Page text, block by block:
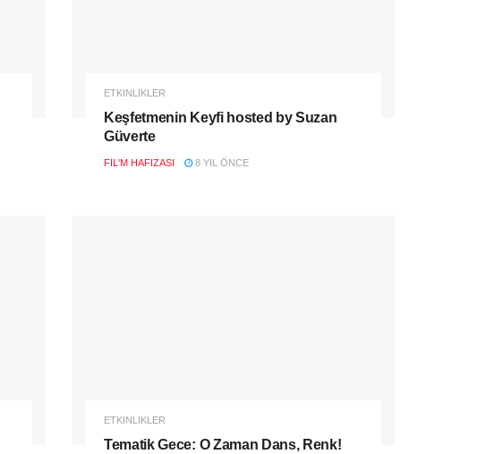
ETKINLIKLER
Keşfetmenin Keyfi hosted by Suzan
Güverte
FIL'M HAFIZASI 8 YIL ÖNCE
ETKINLIKLER
Tematik Gece: O Zaman Dans, Renk!